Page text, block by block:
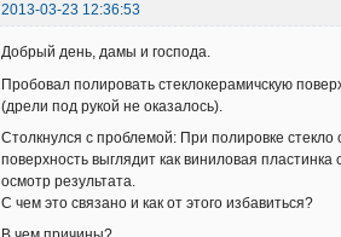
2013-03-23 12:36:53
Добрый день, дамы и господа.
Пробовал полировать стеклокерамичскую
(дрели под рукой не оказалось).
Столкнулся с проблемой: При полировке
поверхность выглядит как виниловая
осмотр результата.
С чем это связано и как от этого избавиться?